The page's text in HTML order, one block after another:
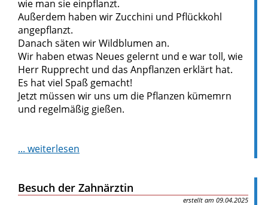
wie man sie einpflanzt.
Außerdem haben wir Zucchini und Pflückkohl
angepflanzt.
Danach säten wir Wildblumen an.
Wir haben etwas Neues gelernt und e war toll, wie
Herr Rupprecht und das Anpflanzen erklärt hat.
Es hat viel Spaß gemacht!
Jetzt müssen wir uns um die Pflanzen kümemrn
und regelmäßig gießen.
... weiterlesen
Besuch der Zahnärztin
09.04.2025